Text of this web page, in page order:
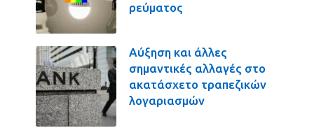
ρεύματος
Αύξηση και άλλες
σημαντικές αλλαγές στο
ακατάσχετο τραπεζικών
λογαριασμών